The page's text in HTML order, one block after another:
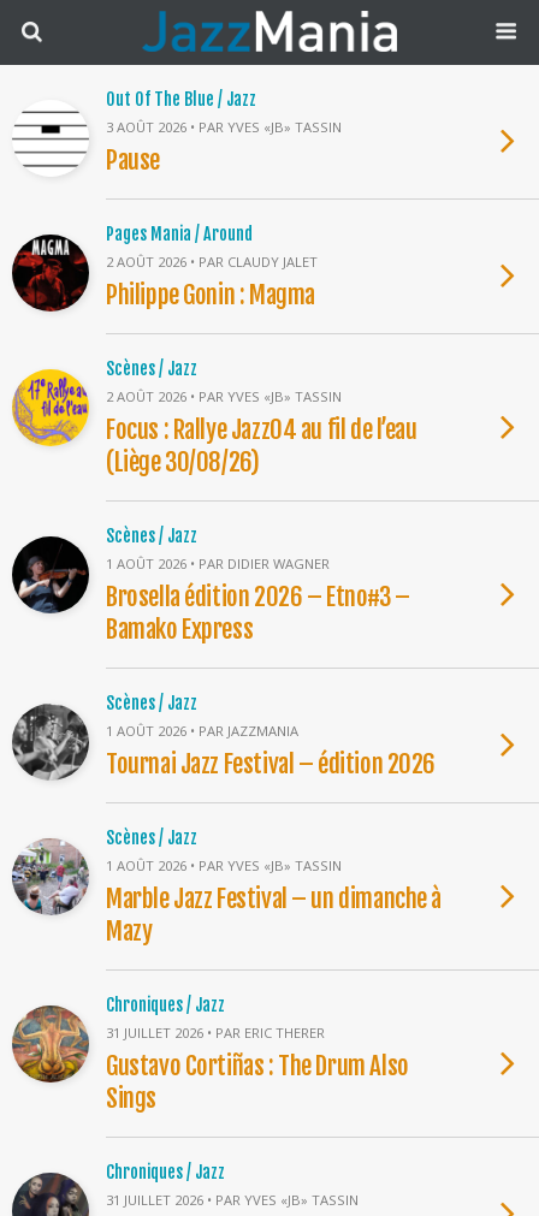
Out Of The Blue / Jazz
3 AOÛT 2026 • PAR YVES «JB» TASSIN
Pause
Pages Mania / Around
2 AOÛT 2026 • PAR CLAUDY JALET
Philippe Gonin : Magma
Scènes / Jazz
2 AOÛT 2026 • PAR YVES «JB» TASSIN
Focus : Rallye Jazz04 au fil de l’eau
(Liège 30/08/26)
Scènes / Jazz
1 AOÛT 2026 • PAR DIDIER WAGNER
Brosella édition 2026 – Etno#3 –
Bamako Express
Scènes / Jazz
1 AOÛT 2026 • PAR JAZZMANIA
Tournai Jazz Festival – édition 2026
Scènes / Jazz
1 AOÛT 2026 • PAR YVES «JB» TASSIN
Marble Jazz Festival – un dimanche à
Mazy
Chroniques / Jazz
31 JUILLET 2026 • PAR ERIC THERER
Gustavo Cortiñas : The Drum Also
Sings
Chroniques / Jazz
31 JUILLET 2026 • PAR YVES «JB» TASSIN